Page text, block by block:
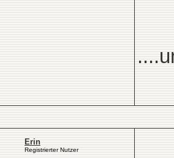
Erin
Registrierter Nutzer